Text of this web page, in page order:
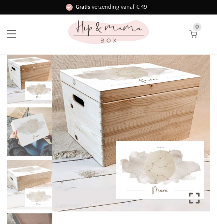
Gratisverzending vanaf € 49,-
Binnen 3 werkdagen in huis!
0